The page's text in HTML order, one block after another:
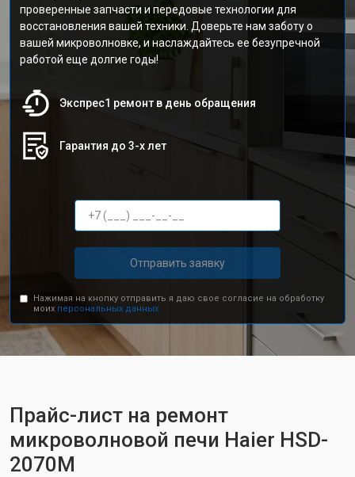
проверенные запчасти и передовые технологии для
восстановления вашей техники. Доверьте нам заботу о
вашей микроволновке, и наслаждайтесь ее безупречной
работой еще долгие годы!
Экспрес1 ремонт в день обращения
Гарантия до 3-х лет
Отправить заявку
Нажимая на кнопку отправить я даю свое согласие на обработку
моих персональных данных.
Прайс-лист на ремонт
микроволновой печи Haier HSD-
2070M